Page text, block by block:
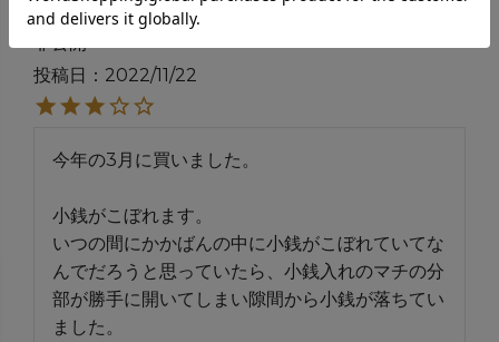
購入者
非公開
投稿日
2022/11/22
今年の3月に買いました。
小銭がこぼれます。
いつの間にかかばんの中に小銭がこぼれていてな
んでだろうと思っていたら、小銭入れのマチの分
部が勝手に開いてしまい隙間から小銭が落ちてい
ました。